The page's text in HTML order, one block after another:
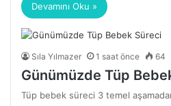
Devamını Oku »
Sıla Yılmazer 1 saat önce 64
Günümüzde Tüp
Tüp bebek süreci 3 temel